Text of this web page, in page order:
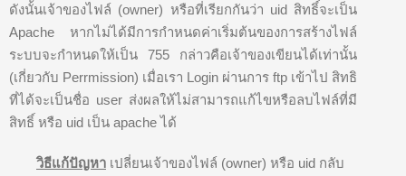
ดังนั้นเจ้าของไฟล์ (owner) หรือที่เรียกกันว่า uid สิทธิ์จะเป็น
Apache หากไม่ได้มีการกำหนดค่าเริ่มต้นของการสร้างไฟล์
ระบบจะกำหนดให้เป็น 755 กล่าวคือเจ้าของเขียนได้เท่านั้น
(เกี่ยวกับ Perrmission) เมื่อเรา Login ผ่านการ ftp เข้าไป สิทธิ
ที่ได้จะเป็นชื่อ user ส่งผลให้ไม่สามารถแก้ไขหรือลบไฟล์ที่มี
สิทธิ์ หรือ uid เป็น apache ได้
วิธีแก้ปัญหา เปลี่ยนเจ้าของไฟล์ (owner) หรือ uid กลับ